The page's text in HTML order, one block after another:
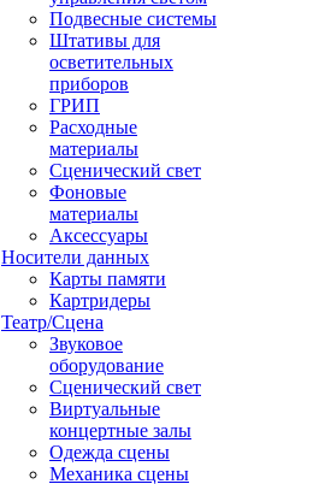
Подвесные системы
Штативы для
осветительных
приборов
ГРИП
Расходные
материалы
Сценический свет
Фоновые
материалы
Аксессуары
Носители данных
Карты памяти
Картридеры
Театр/Сцена
Звуковое
оборудование
Сценический свет
Виртуальные
концертные залы
Одежда сцены
Механика сцены